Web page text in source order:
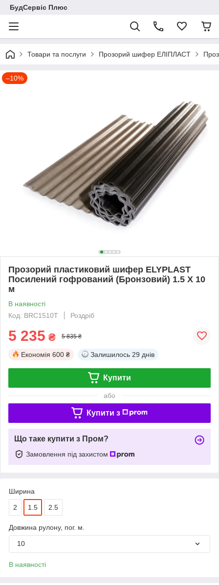
БудСервіс Плюс
Товари та послуги Прозорий шифер ЕЛІПЛАСТ
–10%
Прозорий пластиковий шифер ELYPLAST
Посилений гофрований (Бронзовий) 1.5 Х 10
м
В наявності
Код: BRC1510T
Роздріб
5 235 ₴ 5 835 ₴
Економія 600 ₴ Залишилось 29 днів
Купити
або
Купити з
Що таке купити з Пром?
Замовлення під захистом
Ширина
2 1.5 2.5
Довжина рулону, пог. м.
10
В наявності